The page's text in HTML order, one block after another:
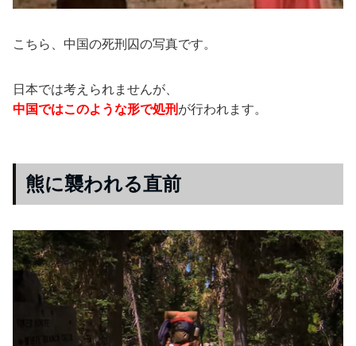
こちら、中国の死刑囚の写真です。
日本では考えられませんが、
中国ではこのような形で処刑が行われます。
熊に襲われる直前